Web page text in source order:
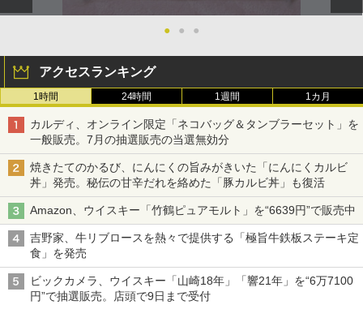
● ● ●
アクセスランキング
1時間 24時間 1週間 1カ月
カルディ、オンライン限定「ネコバッグ＆タンブラーセット」を
一般販売。7月の抽選販売の当選無効分
焼きたてのかるび、にんにくの旨みがきいた「にんにくカルビ
丼」発売。秘伝の甘辛だれを絡めた「豚カルビ丼」も復活
Amazon、ウイスキー「竹鶴ピュアモルト」を“6639円”で販売中
吉野家、牛リブロースを熱々で提供する「極旨牛鉄板ステーキ定
食」を発売
ビックカメラ、ウイスキー「山崎18年」「響21年」を“6万7100
円”で抽選販売。店頭で9日まで受付